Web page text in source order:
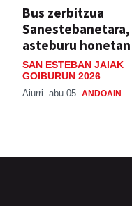
Bus zerbitzua
Sanestebanetara,
asteburu honetan
SAN ESTEBAN JAIAK
GOIBURUN 2026
Aiurri abu 05 ANDOAIN